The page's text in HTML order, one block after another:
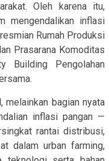
Oleh karena itu,
mengendalikan inflasi
Rumah Produksi
Prasarana Komoditas
Building Pengolahan
melainkan bagian nyata
inflasi pangan —
rantai distribusi,
dalam urban farming,